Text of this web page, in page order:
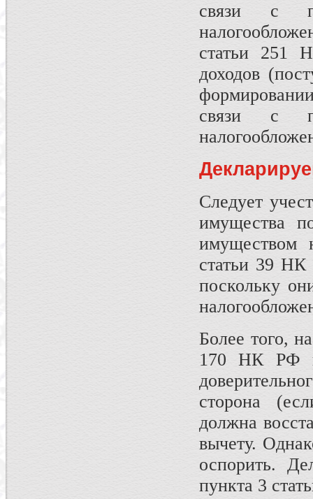
связи с
статьи 251
доходов
связи с
Следует
имущества
имуществом
статьи 39
поскольку
Более того,
170 НК РФ
сторона
должна
вычету.
оспорить.
пункта 3